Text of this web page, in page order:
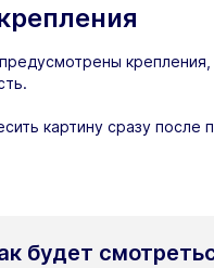
картину сразу после
будет